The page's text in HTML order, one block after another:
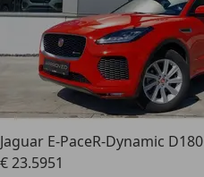
Jaguar E-PaceR-Dynamic D180
€ 23.5951